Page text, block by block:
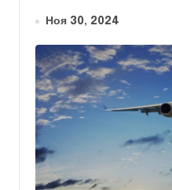
Ноя 30, 2024